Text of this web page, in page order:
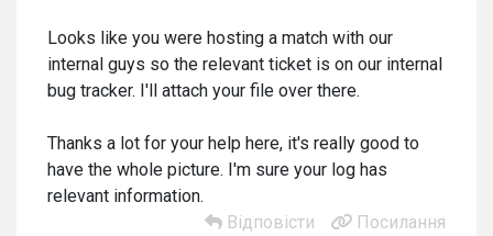
Looks like you were hosting a match with our
internal guys so the relevant ticket is on our internal
bug tracker. I'll attach your file over there.
Thanks a lot for your help here, it's really good to
have the whole picture. I'm sure your log has
relevant information.
Відповісти
Посилання